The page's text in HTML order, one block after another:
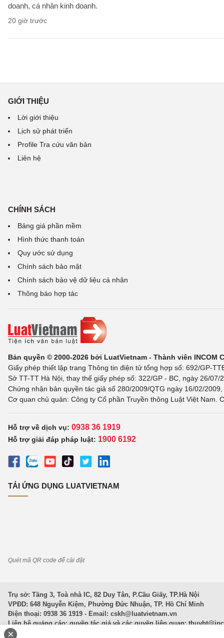
doanh, cá nhân kinh doanh.
20 giờ trước
GIỚI THIỆU
Lời giới thiệu
Lịch sử phát triển
Profile Tra cứu văn bản
Liên hệ
CHÍNH SÁCH
Bảng giá phần mềm
Hình thức thanh toán
Quy ước sử dụng
Chính sách bảo mật
Chính sách bảo vệ dữ liệu cá nhân
Thông báo hợp tác
Bản quyền © 2000-2026 bởi LuatVietnam - Thành viên INCOM
Giấy phép thiết lập trang Thông tin điện tử tổng hợp số: 692/GP-
Sở TT-TT Hà Nội, thay thế giấy phép số: 322/GP - BC, ngày 26/
Chứng nhận bản quyền tác giả số 280/2009/QTG ngày 16/02/
Cơ quan chủ quản: Công ty Cổ phần Truyền thông Luật Việt Nam.
Hỗ trợ về dịch vụ: 0938 36 1919
Hỗ trợ giải đáp pháp luật: 1900 6192
TẢI ỨNG DỤNG LUATVIETNAM
Quét mã QR code để cài đặt
Trụ sở: Tầng 3, Toà nhà IC, 82 Duy Tân, P.Cầu Giấy, TP.Hà Nội
VPĐD: 648 Nguyễn Kiệm, Phường Đức Nhuận, TP. Hồ Chí Minh
Điện thoại: 0938 36 1919 - Email: cskh@luatvietnam.vn
Liên hệ quảng cáo; quyền tác giả và các quyền liên quan:
Văn Bản Pháp Luật
×